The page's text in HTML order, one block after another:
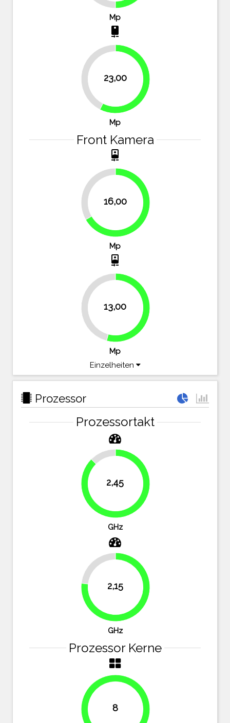
Mp
camera_rear
23,00
42.5%
57.5%
Mp
Front Kamera
camera_front
16,00
33.3%
66.7%
Mp
camera_front
13,00
45.8%
54.2%
Mp
Einzelheiten
Prozessor
Prozessortakt
2,45
12.5%
87.5%
GHz
2,15
23.2%
76.8%
GHz
Prozessor Kerne
8
100%